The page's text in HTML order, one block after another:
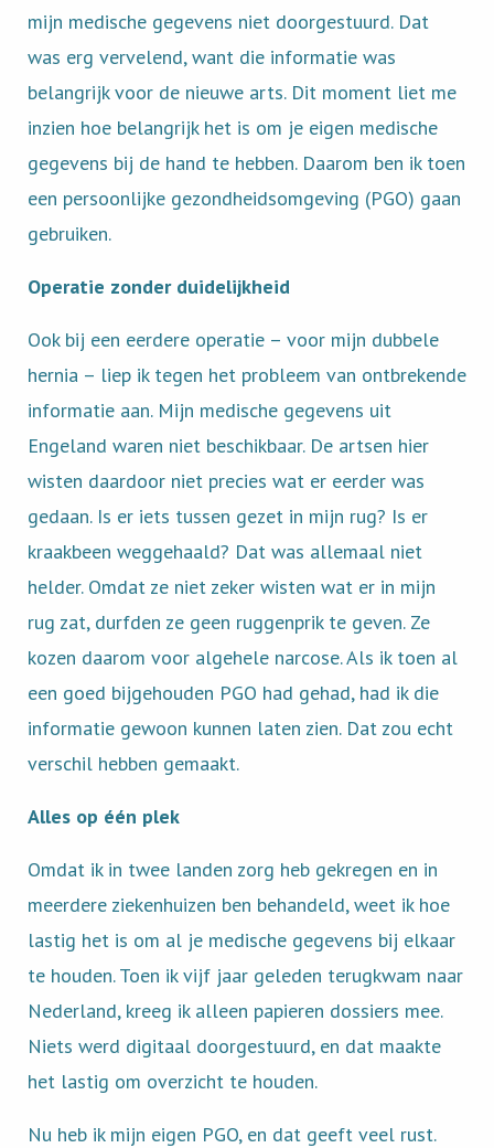
mijn medische gegevens niet doorgestuurd. Dat
was erg vervelend, want die informatie was
belangrijk voor de nieuwe arts. Dit moment liet me
inzien hoe belangrijk het is om je eigen medische
gegevens bij de hand te hebben. Daarom ben ik toen
een persoonlijke gezondheidsomgeving (PGO) gaan
gebruiken.
Operatie zonder duidelijkheid
Ook bij een eerdere operatie – voor mijn dubbele
hernia – liep ik tegen het probleem van ontbrekende
informatie aan. Mijn medische gegevens uit
Engeland waren niet beschikbaar. De artsen hier
wisten daardoor niet precies wat er eerder was
gedaan. Is er iets tussen gezet in mijn rug? Is er
kraakbeen weggehaald? Dat was allemaal niet
helder. Omdat ze niet zeker wisten wat er in mijn
rug zat, durfden ze geen ruggenprik te geven. Ze
kozen daarom voor algehele narcose. Als ik toen al
een goed bijgehouden PGO had gehad, had ik die
informatie gewoon kunnen laten zien. Dat zou echt
verschil hebben gemaakt.
Alles op één plek
Omdat ik in twee landen zorg heb gekregen en in
meerdere ziekenhuizen ben behandeld, weet ik hoe
lastig het is om al je medische gegevens bij elkaar
te houden. Toen ik vijf jaar geleden terugkwam naar
Nederland, kreeg ik alleen papieren dossiers mee.
Niets werd digitaal doorgestuurd, en dat maakte
het lastig om overzicht te houden.
Nu heb ik mijn eigen PGO, en dat geeft veel rust.